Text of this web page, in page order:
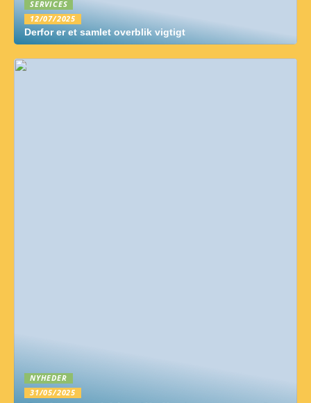
SERVICES
12/07/2025
Derfor er et samlet overblik vigtigt
NYHEDER
31/05/2025